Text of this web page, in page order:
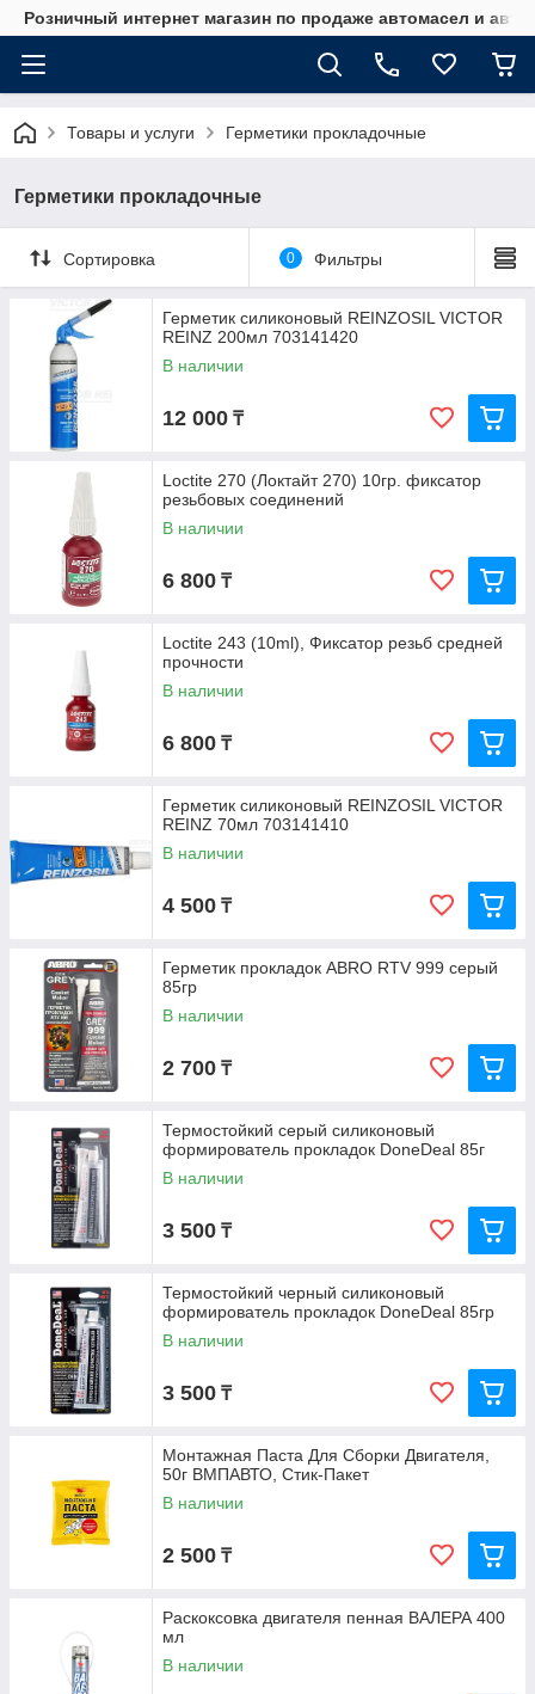
Розничный интернет магазин по продаже автомасел и
Товары и услуги Герметики прокладочные
Герметики прокладочные
Сортировка 0 Фильтры
Герметик силиконовый REINZOSIL VICTOR
REINZ 200мл 703141420
В наличии
12 000 ₸
Loctite 270 (Локтайт 270) 10гр. фиксатор
резьбовых соединений
В наличии
6 800 ₸
Loctite 243 (10ml), Фиксатор резьб средней
прочности
В наличии
6 800 ₸
Герметик силиконовый REINZOSIL VICTOR
REINZ 70мл 703141410
В наличии
4 500 ₸
Герметик прокладок ABRO RTV 999 серый
85гр
В наличии
2 700 ₸
Термостойкий серый силиконовый
формирователь прокладок DoneDeal 85г
В наличии
3 500 ₸
Термостойкий черный силиконовый
формирователь прокладок DoneDeal 85гр
В наличии
3 500 ₸
Монтажная Паста Для Сборки Двигателя,
50г ВМПАВТО, Стик-Пакет
В наличии
2 500 ₸
Раскоксовка двигателя пенная ВАЛЕРА 400
мл
В наличии